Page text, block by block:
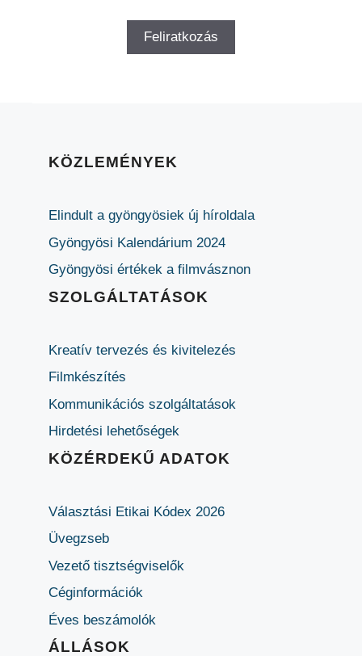
KÖZLEMÉNYEK
Elindult a gyöngyösiek új híroldala
Gyöngyösi Kalendárium 2024
Gyöngyösi értékek a filmvásznon
SZOLGÁLTATÁSOK
Kreatív tervezés és kivitelezés
Filmkészítés
Kommunikációs szolgáltatások
Hirdetési lehetőségek
KÖZÉRDEKŰ ADATOK
Választási Etikai Kódex 2026
Üvegzseb
Vezető tisztségviselők
Céginformációk
Éves beszámolók
ÁLLÁSOK